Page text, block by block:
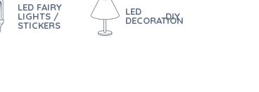
LED FAIRY
LIGHTS /
STICKERS
LED
DECORATION
DIY